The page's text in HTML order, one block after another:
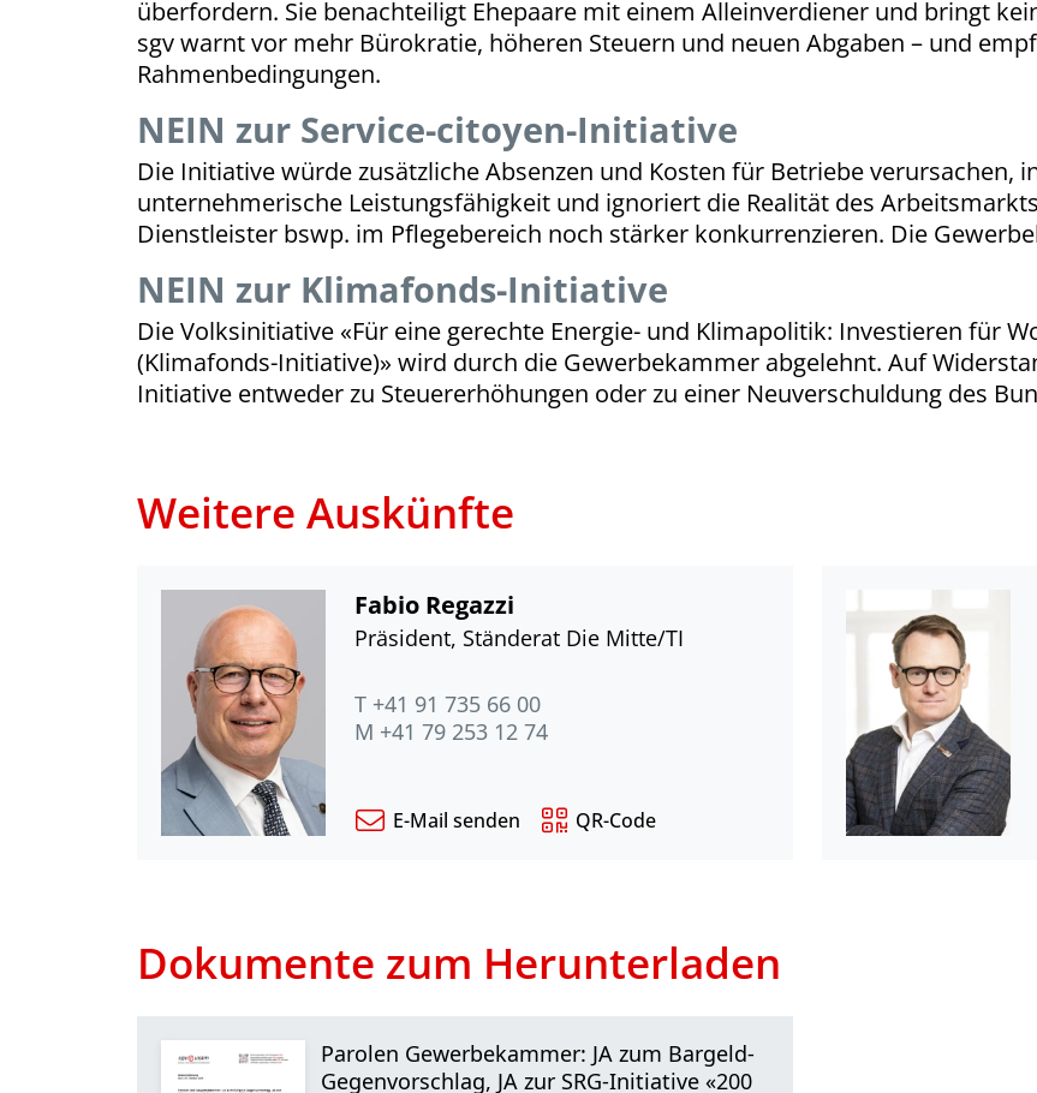
überfordern. Sie benachteiligt Ehepaare mit einem Alleinverdiener und bringt
sgv warnt vor mehr Bürokratie, höheren Steuern und neuen Abgaben – und
Rahmenbedingungen.
NEIN zur Service-citoyen-Initiative
Die Initiative würde zusätzliche Absenzen und Kosten für Betriebe verursachen,
unternehmerische Leistungsfähigkeit und ignoriert die Realität des
Dienstleister bswp. im Pflegebereich noch stärker konkurrenzieren. Die
NEIN zur Klimafonds-Initiative
Die Volksinitiative «Für eine gerechte Energie- und Klimapolitik: Investieren für
(Klimafonds-Initiative)» wird durch die Gewerbekammer abgelehnt. Auf
Initiative entweder zu Steuererhöhungen oder zu einer Neuverschuldung des
Weitere Auskünfte
Fabio Regazzi
Präsident, Ständerat Die Mitte/TI
T +41 91 735 66 00
M +41 79 253 12 74
E-Mail senden QR-Code
Dokumente zum Herunterladen
Parolen Gewerbekammer: JA zum Bargeld-
Gegenvorschlag, JA zur SRG-Initiative «200